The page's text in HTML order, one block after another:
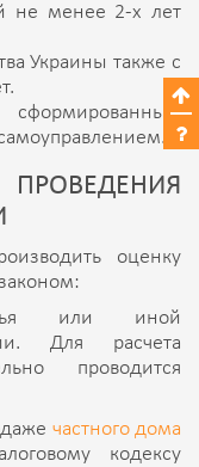
не менее 2-х лет
Украины также с
оценку
или иной
Для расчета
проводится
частного дома
кодексу